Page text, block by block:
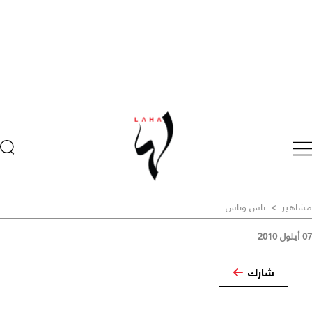
مشاهير > ناس وناس
07 أيلول 2010
شارك